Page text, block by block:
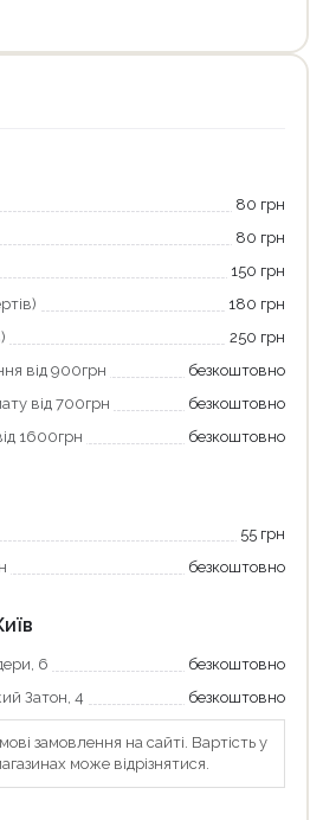
80 грн
80 грн
150 грн
180 грн
250 грн
від 900грн
безкоштовно
від 700грн
безкоштовно
1600грн
безкоштовно
55 грн
безкоштовно
6
безкоштовно
Затон, 4
безкоштовно
замовлення на сайті. Вартість у
може відрізнятися.